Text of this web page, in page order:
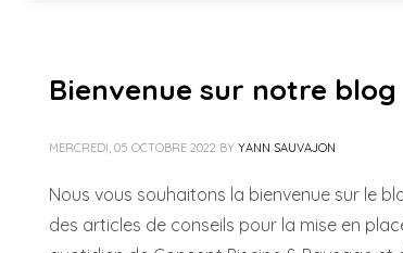
Bienvenue sur notre blog
MERCREDI, 05 OCTOBRE 2022 BY YANN SAUVAJON
Nous vous souhaitons la bienvenue sur le
des articles de conseils pour la mise en